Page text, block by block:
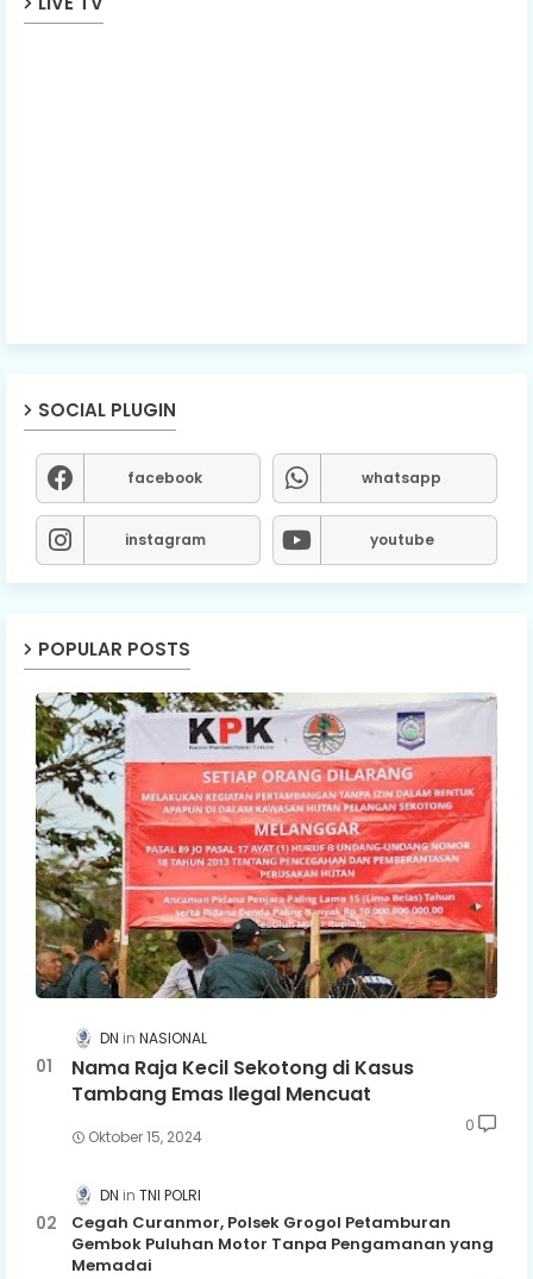
SOCIAL PLUGIN
facebook whatsapp
instagram youtube
POPULAR POSTS
DN NASIONAL
Nama Raja Kecil Sekotong di Kasus
Tambang Emas Ilegal Mencuat
Oktober 15, 2024
0
DN TNI POLRI
Cegah Curanmor, Polsek Grogol Petamburan
Gembok Puluhan Motor Tanpa Pengamanan yang
Memadai